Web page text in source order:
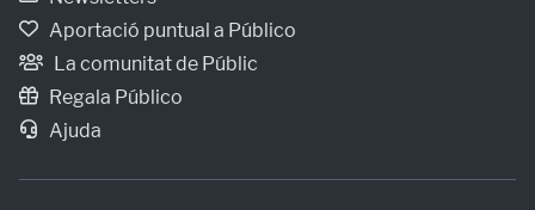
Aportació puntual a Público
La comunitat de Públic
Regala Público
Ajuda